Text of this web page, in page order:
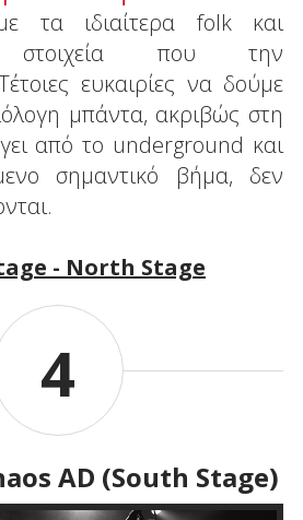
τα ιδιαίτερα folk και
στοιχεία που την
ευκαιρίες να δούμε
μπάντα, ακριβώς στη
από το underground και
σημαντικό βήμα, δεν
- North Stage
4
AD (South Stage)